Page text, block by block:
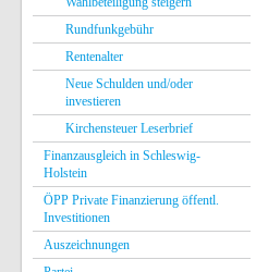
Rundfunkgebühr
Rentenalter
Neue Schulden und/oder
investieren
Kirchensteuer Leserbrief
Finanzausgleich in Schleswig-
Holstein
ÖPP Private Finanzierung öffentl.
Investitionen
Auszeichnungen